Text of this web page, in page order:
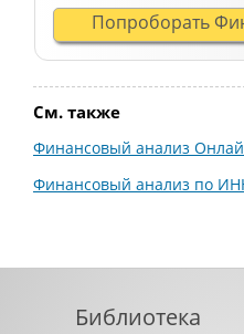
Попроборать
См. также
Финансовый анализ
Финансовый анализ по
Библиотека